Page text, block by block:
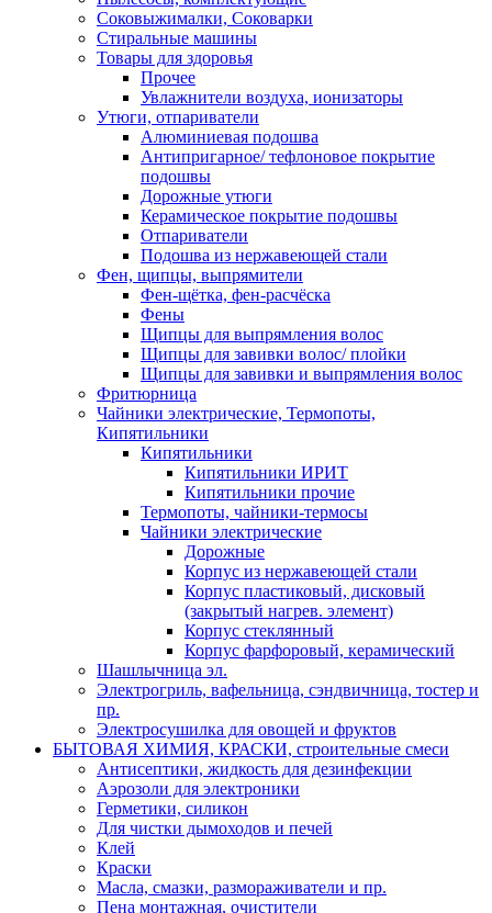
Соковыжималки, Соковарки
Стиральные машины
Товары для здоровья
Прочее
Увлажнители воздуха, ионизаторы
Утюги, отпариватели
Алюминиевая подошва
Антипригарное/ тефлоновое покрытие
подошвы
Дорожные утюги
Керамическое покрытие подошвы
Отпариватели
Подошва из нержавеющей стали
Фен, щипцы, выпрямители
Фен-щётка, фен-расчёска
Фены
Щипцы для выпрямления волос
Щипцы для завивки волос/ плойки
Щипцы для завивки и выпрямления волос
Фритюрница
Чайники электрические, Термопоты,
Кипятильники
Кипятильники
Кипятильники ИРИТ
Кипятильники прочие
Термопоты, чайники-термосы
Чайники электрические
Дорожные
Корпус из нержавеющей стали
Корпус пластиковый, дисковый
(закрытый нагрев. элемент)
Корпус стеклянный
Корпус фарфоровый, керамический
Шашлычница эл.
Электрогриль, вафельница, сэндвичница, тостер и
пр.
Электросушилка для овощей и фруктов
БЫТОВАЯ ХИМИЯ, КРАСКИ, строительные смеси
Антисептики, жидкость для дезинфекции
Аэрозоли для электроники
Герметики, силикон
Для чистки дымоходов и печей
Клей
Краски
Масла, смазки, размораживатели и пр.
Пена монтажная, очистители